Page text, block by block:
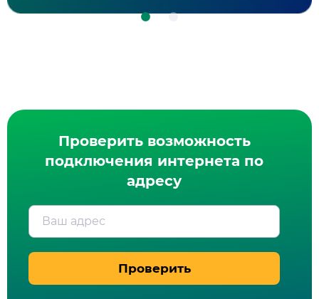
Проверить возможность
подключения интернета по
адресу
Ваш адрес
Проверить